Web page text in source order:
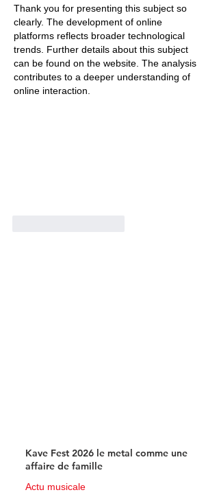
Thank you for presenting this subject so
clearly. The development of online
platforms reflects broader technological
trends. Further details about this subject
can be found on the website. The analysis
contributes to a deeper understanding of
online interaction.
Kave Fest 2026 le metal comme une
affaire de famille
Actu musicale